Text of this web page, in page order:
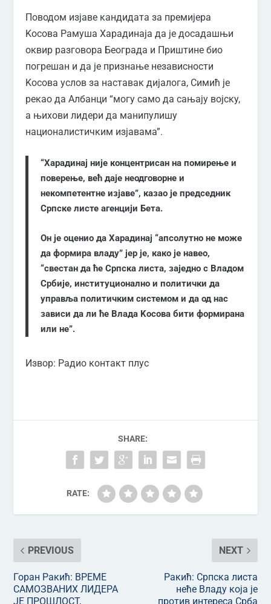
Поводом изјаве кандидата за премијера
Kосова Рамуша Харадинаја да је досадашњи
оквир разговора Београда и Приштине био
погрешан и да је признање независности
Kосова услов за наставак дијалога, Симић је
рекао да Албанци “могу само да сањају војску,
а њихови лидери да манипулишу
националистичким изјавама”.
“Харадинај није концентрисан на помирење и
поверење, већ даје неодговорне и
некомпетентне изјаве”, казао је председник
Српске листе агенцији Бета.
Он је оценио да Харадинај “апсолутно не може
да формира владу” јер је, како је навео,
“свестан да ће Српска листа, заједно с Владом
Србије, институционално и политички да
управља политичким системом и да од нас
зависи да ли ће Влада Kосова бити формирана
или не”.
Извор: Радио контакт плус
SHARE:
RATE:
PREVIOUS
Горан Ракић: ВРЕМЕ
САМОЗВАНИХ ЛИДЕРА
ЈЕ ПРОШЛОСТ,
NEXT
Ракић: Српска листа
неће Владу која је
против интереса Срба